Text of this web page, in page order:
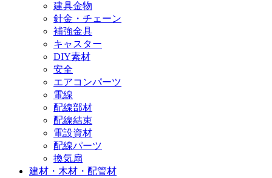
建具金物
針金・チェーン
補強金具
キャスター
DIY素材
安全
エアコンパーツ
電線
配線部材
配線結束
電設資材
配線パーツ
換気扇
建材・木材・配管材